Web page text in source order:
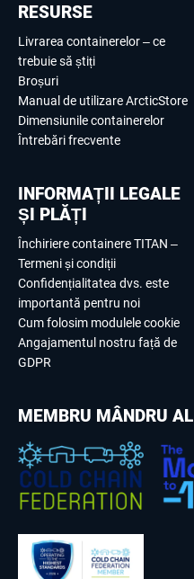
RESURSE
Livrarea containerelor – ce
trebuie să știți
Broșuri
Manual de utilizare ArcticStore
Dimensiunile containerelor
Întrebări frecvente
INFORMAȚII LEGALE
ȘI PLĂȚI
Închiriere containere TITAN –
Termeni și condiții
Confidențialitatea dvs. este
importantă pentru noi
Cum folosim modulele cookie
Angajamentul nostru față de
GDPR
MEMBRU MÂNDRU AL